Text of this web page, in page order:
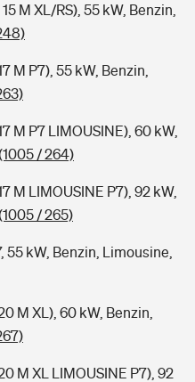
M XL/RS), 55 kW, Benzin,
M P7), 55 kW, Benzin,
M P7 LIMOUSINE), 60 kW,
/ 264)
M LIMOUSINE P7), 92 kW,
/ 265)
55 kW, Benzin, Limousine,
M XL), 60 kW, Benzin,
M XL LIMOUSINE P7), 92